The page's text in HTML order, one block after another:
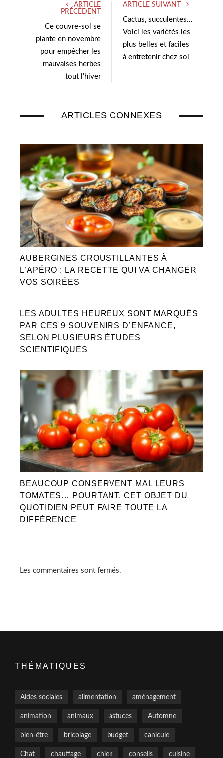
t
r
e
ARTICLE
PRÉCÉDENT
Ce couvre-sol se
plante en novembre
pour empêcher les
mauvaises herbes
tout l’hiver
ARTICLE SUIVANT
Cactus, succulentes…
Voici les variétés les
plus belles et faciles
à entretenir chez soi
ARTICLES CONNEXES
AUBERGINES CROUSTILLANTES À
L’APÉRO : LA RECETTE QUI VA CHANGER
VOS SOIRÉES
LES ADULTES HEUREUX SONT MARQUÉS
PAR CES 9 SOUVENIRS D’ENFANCE,
SELON PLUSIEURS ÉTUDES
SCIENTIFIQUES
BEAUCOUP CONSERVENT MAL LEURS
TOMATES… POURTANT, CET OBJET DU
QUOTIDIEN PEUT FAIRE TOUTE LA
DIFFÉRENCE
Les commentaires sont fermés.
THÉMATIQUES
Aides sociales alimentation aménagement
animation animaux astuces Automne
bien-être bricolage budget canicule
Chat chauffage chien conseils cuisine